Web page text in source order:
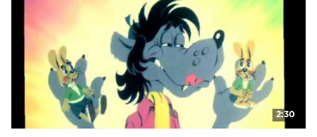
2:30